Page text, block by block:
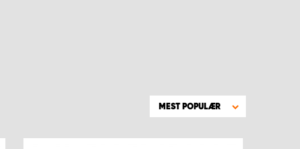
MEST POPULÆR